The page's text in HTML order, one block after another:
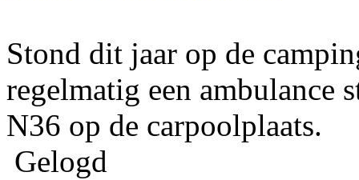
Stond dit jaar op de
regelmatig een ambulance
N36 op de carpoolplaats.
Gelogd